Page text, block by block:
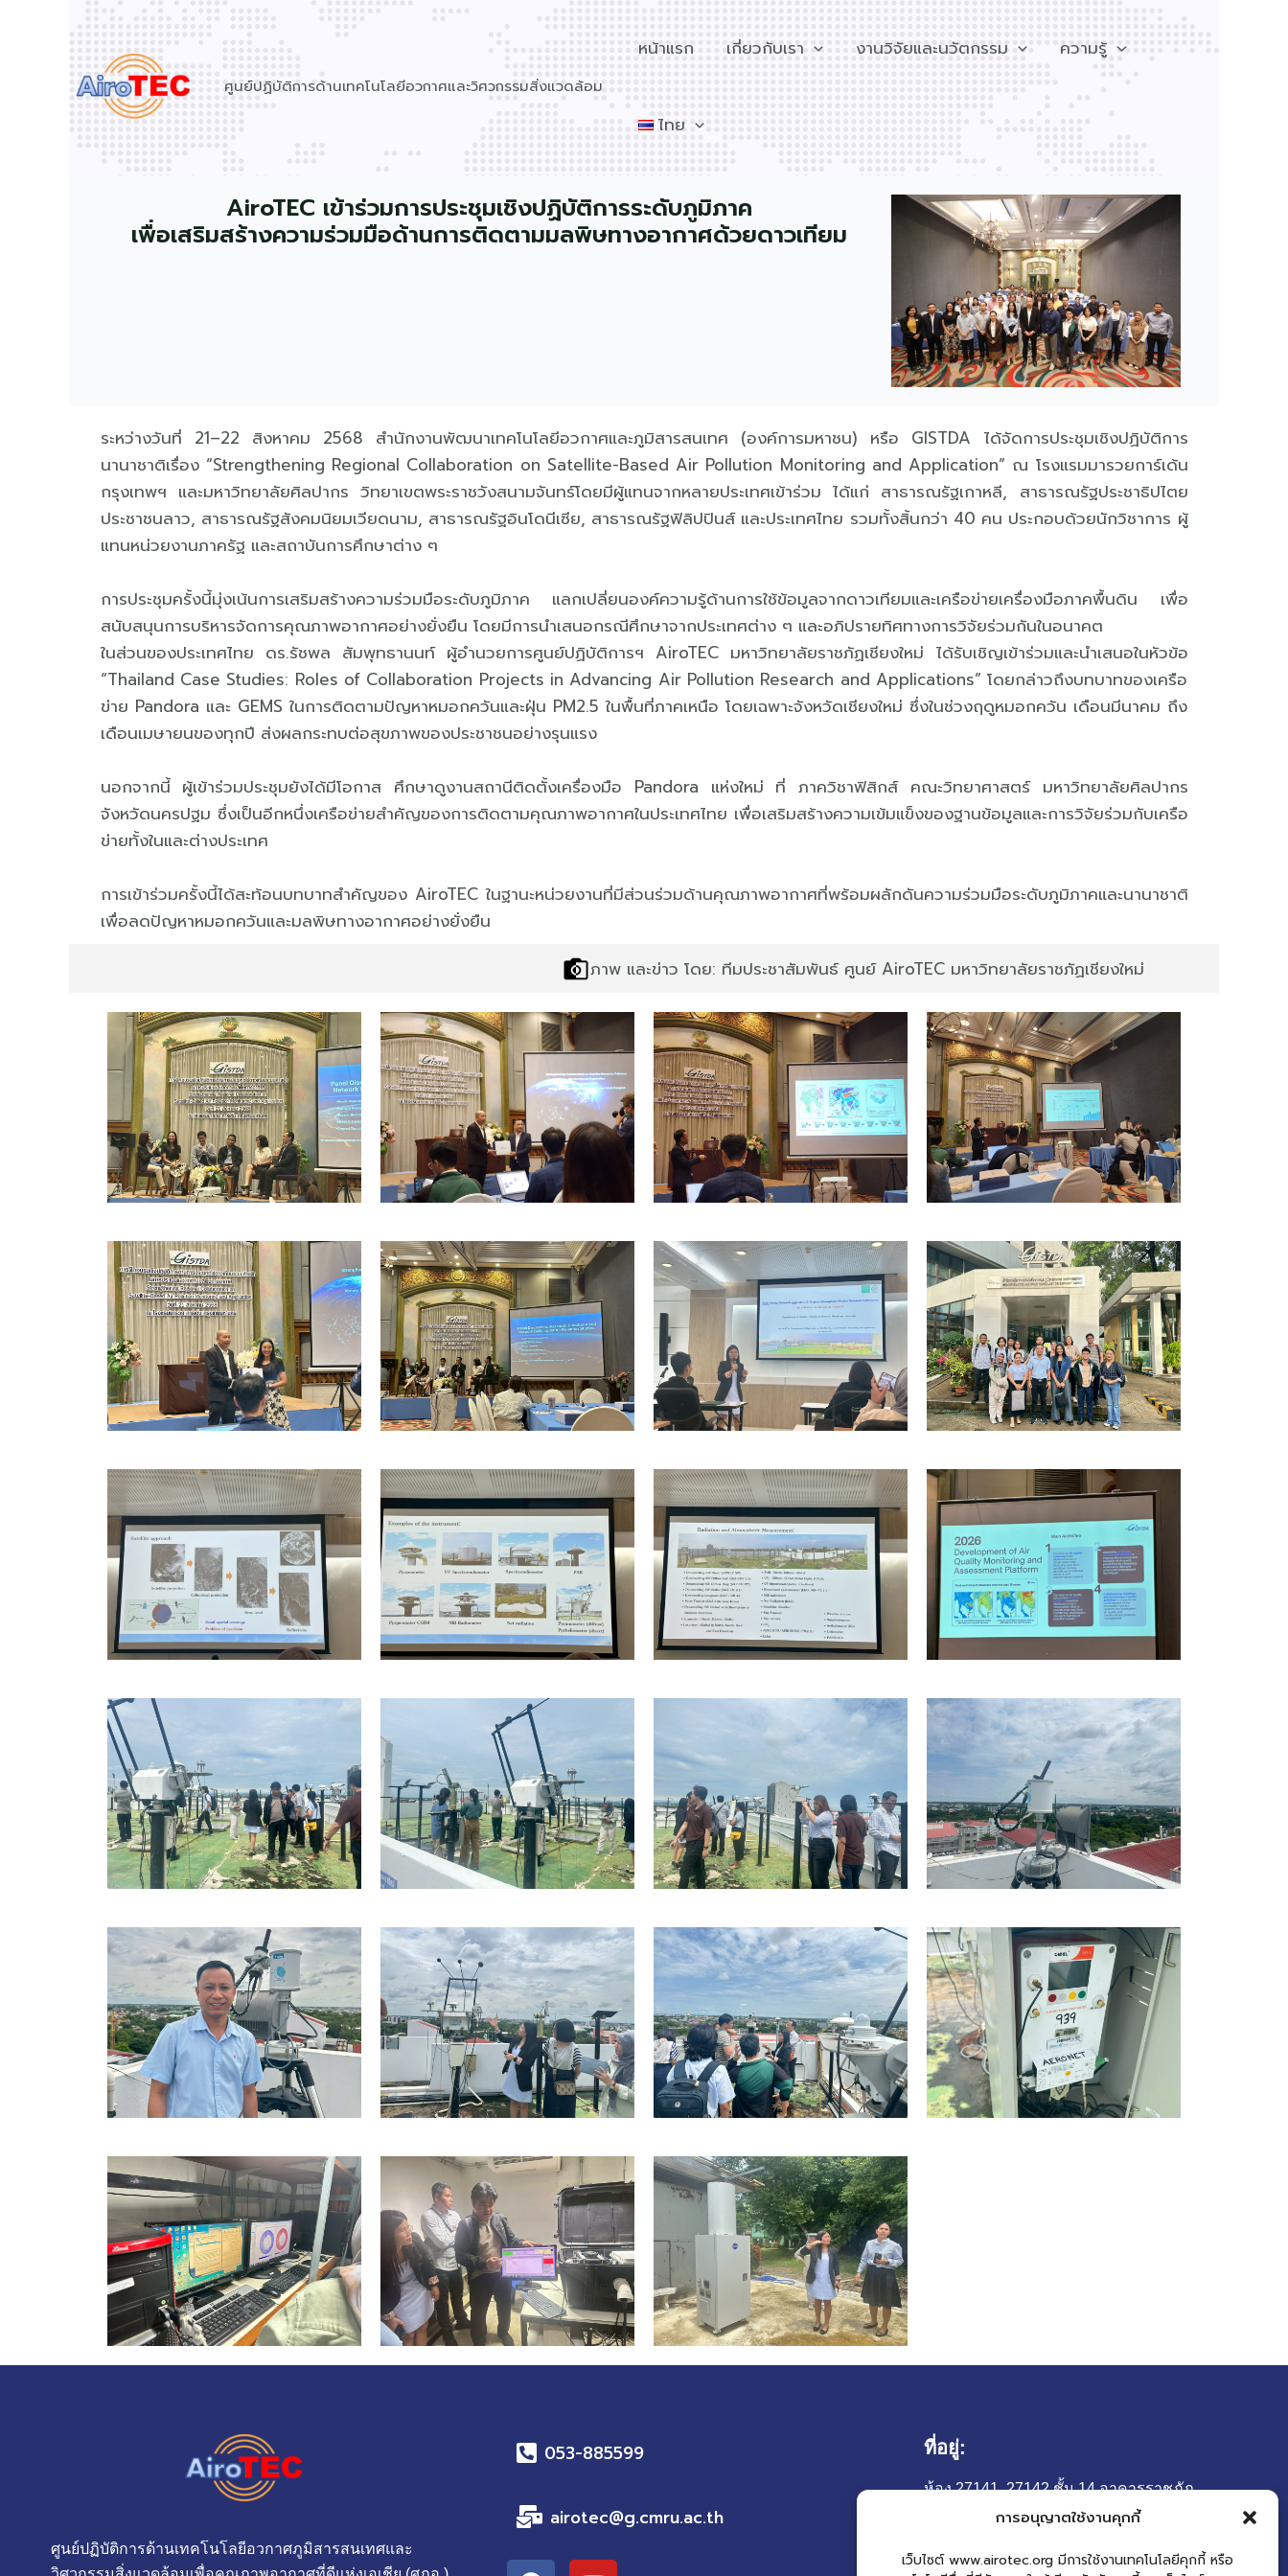
การอนุญาตใช้งานคุกกี้
เว็บไซต์ www.airotec.org มีการใช้งานเทคโนโลยีคุกกี้ หรือ
ศูนย์ปฏิบัติการด้านเทคโนโลยีอวกาศและวิศวกรรมสิ่งแวดล้อม
หน้าแรก เกี่ยวกับเรา งานวิจัยและนวัตกรรม ความรู้
ไทย
AiroTEC เข้าร่วมการประชุมเชิงปฏิบัติการระดับภูมิภาค
เพื่อเสริมสร้างความร่วมมือด้านการติดตามมลพิษทางอากาศด้วยดาวเทียม
ระหว่างวันที่ 21–22 สิงหาคม 2568 สำนักงานพัฒนาเทคโนโลยีอวกาศและภูมิสารสนเทศ (องค์การมหาชน) หรือ GISTDA ได้จัดการประชุมเชิงปฏิบัติการ
นานาชาติเรื่อง “Strengthening Regional Collaboration on Satellite-Based Air Pollution Monitoring and Application” ณ โรงแรมมารวยการ์เด้น
กรุงเทพฯ และมหาวิทยาลัยศิลปากร วิทยาเขตพระราชวังสนามจันทร์โดยมีผู้แทนจากหลายประเทศเข้าร่วม ได้แก่ สาธารณรัฐเกาหลี, สาธารณรัฐประชาธิปไตย
ประชาชนลาว, สาธารณรัฐสังคมนิยมเวียดนาม, สาธารณรัฐอินโดนีเซีย, สาธารณรัฐฟิลิปปินส์ และประเทศไทย รวมทั้งสิ้นกว่า 40 คน ประกอบด้วยนักวิชาการ ผู้
แทนหน่วยงานภาครัฐ และสถาบันการศึกษาต่าง ๆ
การประชุมครั้งนี้มุ่งเน้นการเสริมสร้างความร่วมมือระดับภูมิภาค แลกเปลี่ยนองค์ความรู้ด้านการใช้ข้อมูลจากดาวเทียมและเครือข่ายเครื่องมือภาคพื้นดิน เพื่อ
สนับสนุนการบริหารจัดการคุณภาพอากาศอย่างยั่งยืน โดยมีการนำเสนอกรณีศึกษาจากประเทศต่าง ๆ และอภิปรายทิศทางการวิจัยร่วมกันในอนาคต
ในส่วนของประเทศไทย ดร.รัชพล สัมพุทธานนท์ ผู้อำนวยการศูนย์ปฏิบัติการฯ AiroTEC มหาวิทยาลัยราชภัฏเชียงใหม่ ได้รับเชิญเข้าร่วมและนำเสนอในหัวข้อ
“Thailand Case Studies: Roles of Collaboration Projects in Advancing Air Pollution Research and Applications” โดยกล่าวถึงบทบาทของเครือ
ข่าย Pandora และ GEMS ในการติดตามปัญหาหมอกควันและฝุ่น PM2.5 ในพื้นที่ภาคเหนือ โดยเฉพาะจังหวัดเชียงใหม่ ซึ่งในช่วงฤดูหมอกควัน เดือนมีนาคม ถึง
เดือนเมษายนของทุกปี ส่งผลกระทบต่อสุขภาพของประชาชนอย่างรุนแรง
นอกจากนี้ ผู้เข้าร่วมประชุมยังได้มีโอกาส ศึกษาดูงานสถานีติดตั้งเครื่องมือ Pandora แห่งใหม่ ที่ ภาควิชาฟิสิกส์ คณะวิทยาศาสตร์ มหาวิทยาลัยศิลปากร
จังหวัดนครปฐม ซึ่งเป็นอีกหนึ่งเครือข่ายสำคัญของการติดตามคุณภาพอากาศในประเทศไทย เพื่อเสริมสร้างความเข้มแข็งของฐานข้อมูลและการวิจัยร่วมกับเครือ
ข่ายทั้งในและต่างประเทศ
การเข้าร่วมครั้งนี้ได้สะท้อนบทบาทสำคัญของ AiroTEC ในฐานะหน่วยงานที่มีส่วนร่วมด้านคุณภาพอากาศที่พร้อมผลักดันความร่วมมือระดับภูมิภาคและนานาชาติ
เพื่อลดปัญหาหมอกควันและมลพิษทางอากาศอย่างยั่งยืน
ภาพ และข่าว โดย: ทีมประชาสัมพันธ์ ศูนย์ AiroTEC มหาวิทยาลัยราชภัฏเชียงใหม่
ศูนย์ปฏิบัติการด้านเทคโนโลยีอวกาศภูมิสารสนเทศและ
053-885599
airotec@g.cmru.ac.th
ที่อยู่:
ห้อง 27141, 27142 ชั้น 14 อาคารราชภัฏ
เฉลิมพระเกียรติ (อาคาร 27)
เลขที่ 202 ถนนช้างเผือก ตำบลช้างเผือก